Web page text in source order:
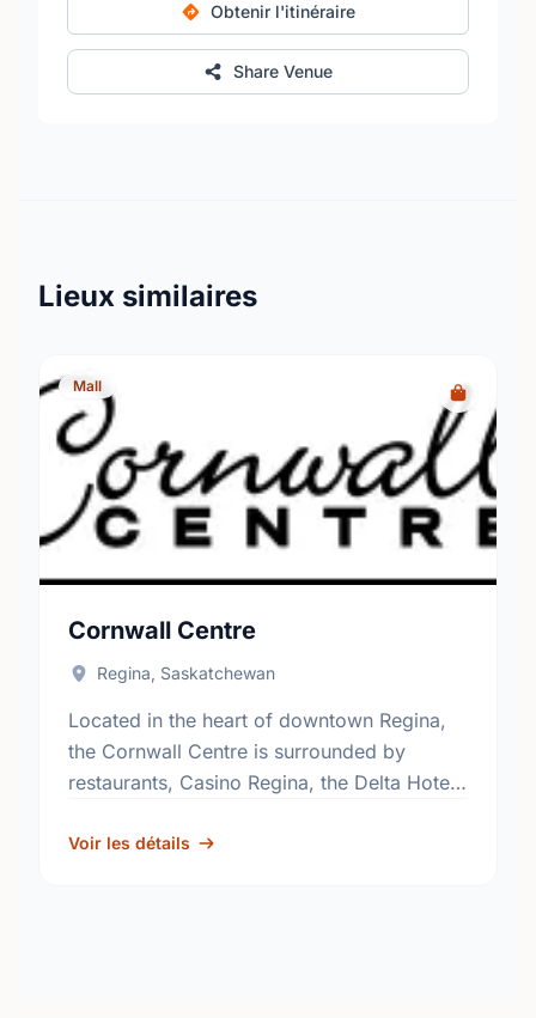
Obtenir l'itinéraire
Share Venue
Lieux similaires
Mall
Cornwall Centre
Regina, Saskatchewan
Located in the heart of downtown Regina,
the Cornwall Centre is surrounded by
restaurants, Casino Regina, the Delta Hotel
Mall. The mall has …
Voir les détails